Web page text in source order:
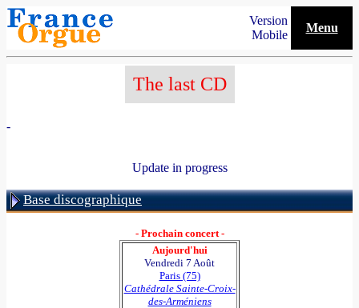
Version
Mobile
Menu
The last CD
-
Update in progress
Base discographique
- Prochain concert -
Aujourd'hui
Vendredi 7 Août
Paris (75)
Cathédrale Sainte-Croix-
des-Arméniens